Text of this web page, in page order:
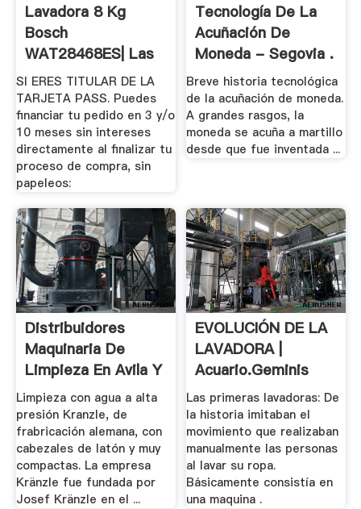
Lavadora 8 Kg
Bosch
WAT28468ES| Las
Mejores .
SI ERES TITULAR DE LA
TARJETA PASS. Puedes
financiar tu pedido en 3 y/o
10 meses sin intereses
directamente al finalizar tu
proceso de compra, sin
papeleos:
Tecnología De La
Acuñación De
Moneda - Segovia .
Breve historia tecnológica
de la acuñación de moneda.
A grandes rasgos, la
moneda se acuña a martillo
desde que fue inventada ...
Distribuidores
Maquinaria De
Limpieza En Avila Y
.
Limpieza con agua a alta
presión Kranzle, de
frabricación alemana, con
cabezales de latón y muy
compactas. La empresa
Kränzle fue fundada por
Josef Kränzle en el ...
EVOLUCIÓN DE LA
LAVADORA |
Acuario.geminis
Las primeras lavadoras: De
la historia imitaban el
movimiento que realizaban
manualmente las personas
al lavar su ropa.
Básicamente consistía en
una maquina .